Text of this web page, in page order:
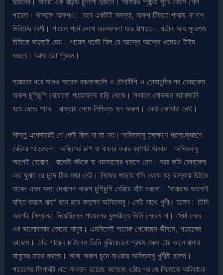
পায়েল। ভাসলো অরুপও। তবে একটাই সমস্যা, অরুপ টিকতে পারছে না দশ
মিনিটের বেশী। পায়েল পর্নে দেখে অনেকক্ষণ ধরে ঠাপাতে। যতীন আর সুরেশও
দিদিকে ভালোই দেয়। পায়েল ধরেই নিল যে আস্তে আস্তে ওদেরও টাইম
বাড়বে। আজ তো প্রথম।
সারারাত ধরে আরও অনেক কচলাকচলি ও টেপাটিপি ও চোষাচুষির পর ভোরবেলা
অরুপ চুপিচুপি বেরোলো পায়েলদের বাড়ি থেকে। সকালে লোকজন জানাজানি
হয়ে যেতে পারে। রাস্তায় নেমে নিশ্চিন্ত হল অরুপ। কেউ কোথাও নেই।
কিন্তু একেবারেই যে কেউ ছিল না তা নয়। অসিতবাবু ততক্ষণে প্রাতঃভ্রমণে
বেরিয়ে পড়েছেন। অফিসের চাপ ও বাজার করার ব্যাপার থাকায়। অসিতবাবু
আগেই বেরোন। রাতেই বউকে যা ধামসানোর ধামসে নেন। আর রুমি ভোরবেলা
এত ঘুমায় যে চুদে ঠিক মজা নেই। নিজের পাড়ার গলি থেকে বড় রাস্তায় উঠতে
যাবেন এমন সময় দেখলেন অরুপ চুপিচুপি বেরিয়ে হাঁটা ধরলো। ‘সারারাত ভালোই
মস্তি করলে বাছা’ মনে মনে বললেন অসিতবাবু। সেই সাথে খুশীও হলেন। তিনি
আগেই সিদ্ধান্ত নিয়েছিলেন পায়েলের কুমারীত্ব তিনি নেবেন না। সেটা নেবে
ওর ভালোবাসার কোনো মানুষ। এমনিতেই অনেক পেয়েছেন জীবনে, পায়েলের
কাছেও। তাই পায়েল চাইলেও তিনি বুঝিয়েছেন প্রথম সেক্স তার ভালোবাসার
মানুষের সাথে করতে। আজ অরুপ চুদে যাওয়ায় অসিতবাবু খুশীই হলেন।
পায়েলের ফিগারটা এত লদলদে হয়েছে কলেজে ওঠার পর যে নিজেকে আটকানো